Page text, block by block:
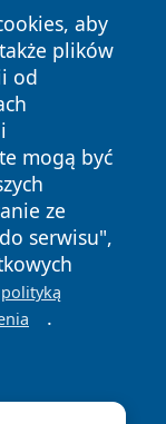
aby
plików
od
mogą być
ze
serwisu",
polityką
.
prawa
Polityka
Cookies